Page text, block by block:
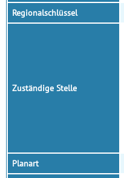
Regionalschlüssel
Zuständige Stelle
Planart